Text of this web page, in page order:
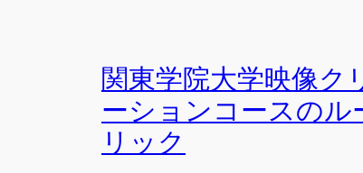
関東学院大学映像ク
ーションコースのル
リック